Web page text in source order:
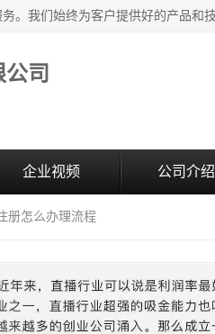
司
企业视频 公司介绍
册怎么办理流程